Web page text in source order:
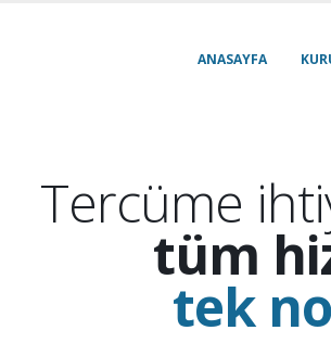
ANASAYFA
Tercüme
tüm
tek